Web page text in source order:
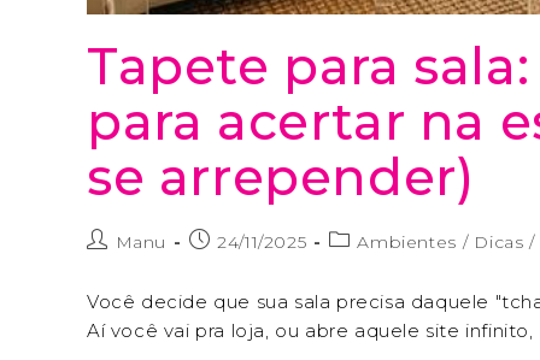
Tapete para
para acertar na
se arrepender)
Manu 24/11/2025 Ambientes / Dicas /
Você decide que sua sala precisa daquele
Aí você vai pra loja, ou abre aquele site